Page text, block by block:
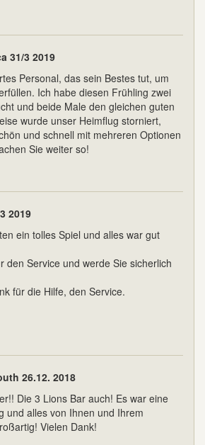
31/3 2019
Personal, das sein Bestes tut, um
Ich habe diesen Frühling zwei
und beide Male den gleichen guten
wurde unser Heimflug storniert,
und schnell mit mehreren Optionen
Sie weiter so!
2019
ein tolles Spiel und alles war gut
den Service und werde Sie sicherlich
für die Hilfe, den Service.
26.12. 2018
Die 3 Lions Bar auch! Es war eine
und alles von Ihnen und Ihrem
Vielen Dank!